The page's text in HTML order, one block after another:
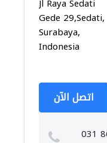
Jl Raya Sedati
Gede 29,Sedati,
Surabaya,
Indonesia
اتصل الآن
031